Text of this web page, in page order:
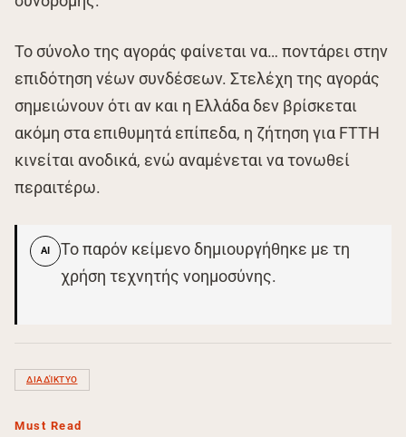
Το σύνολο της αγοράς φαίνεται να… ποντάρει στην
επιδότηση νέων συνδέσεων. Στελέχη της αγοράς
σημειώνουν ότι αν και η Ελλάδα δεν βρίσκεται
ακόμη στα επιθυμητά επίπεδα, η ζήτηση για FTTH
κινείται ανοδικά, ενώ αναμένεται να τονωθεί
περαιτέρω.
AI
Το παρόν κείμενο δημιουργήθηκε με τη
χρήση τεχνητής νοημοσύνης.
ΔΙΑΔΊΚΤΥΟ
Must Read